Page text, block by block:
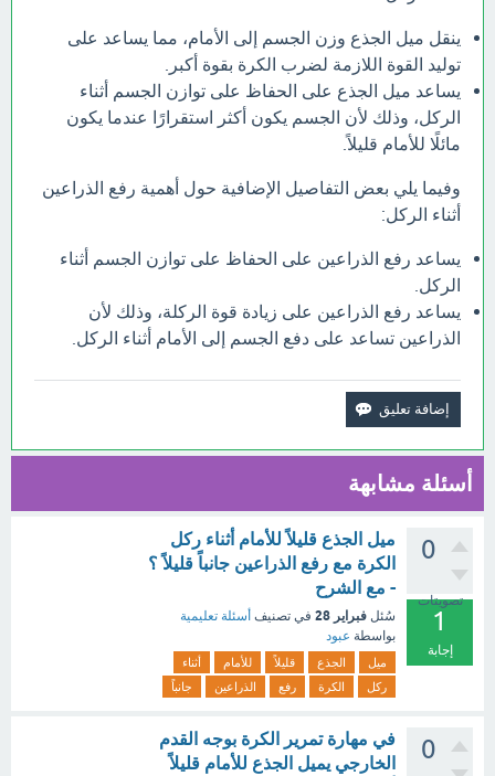
ينقل ميل الجذع وزن الجسم إلى الأمام، مما يساعد على
توليد القوة اللازمة لضرب الكرة بقوة أكبر.
يساعد ميل الجذع على الحفاظ على توازن الجسم أثناء
الركل، وذلك لأن الجسم يكون أكثر استقرارًا عندما يكون
مائلًا للأمام قليلاً.
وفيما يلي بعض التفاصيل الإضافية حول أهمية رفع الذراعين
أثناء الركل:
يساعد رفع الذراعين على الحفاظ على توازن الجسم أثناء
الركل.
يساعد رفع الذراعين على زيادة قوة الركلة، وذلك لأن
الذراعين تساعد على دفع الجسم إلى الأمام أثناء الركل.
أسئلة مشابهة
0
تصويتات
1
إجابة
ميل الجذع قليلاً للأمام أثناء ركل
الكرة مع رفع الذراعين جانباً قليلاً ؟
- مع الشرح
سُئل فبراير 28 في تصنيف أسئلة تعليمية
بواسطة عبود
ميل الجذع قليلاً للأمام
أثناء
ركل
الكرة رفع الذراعين جانباً
0
في مهارة تمرير الكرة بوجه القدم
الخارجي يميل الجذع للأمام قليلاً